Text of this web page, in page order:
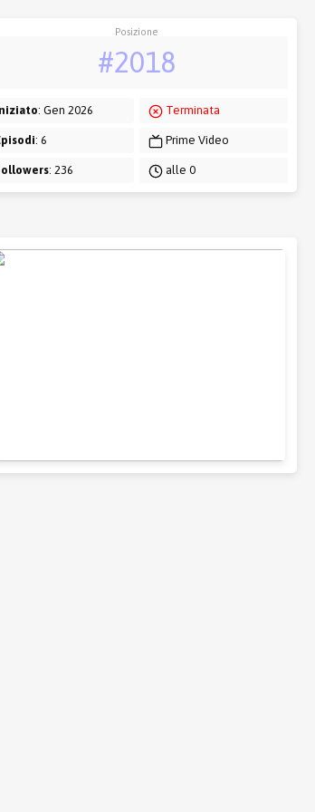
Posizione
#2018
: Gen 2026
: 6
: 236
Terminata
Prime Video
alle 0